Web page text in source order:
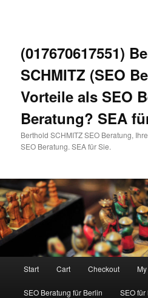
(017670617551)
SCHMITZ (SEO
Vorteile als SEO
Beratung? SEA
Berthold SCHMITZ SEO Beratung,
SEO Beratung. SEA für Sie.
Start Cart Checkout
SEO Beratung für Berlin SEO für